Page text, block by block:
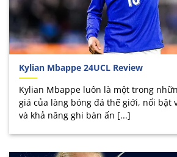
Kylian Mbappe 24UCL Review
Kylian Mbappe luôn là một trong
giá của làng bóng đá thế giới, nổi bật
và khả năng ghi bàn ấn [...]